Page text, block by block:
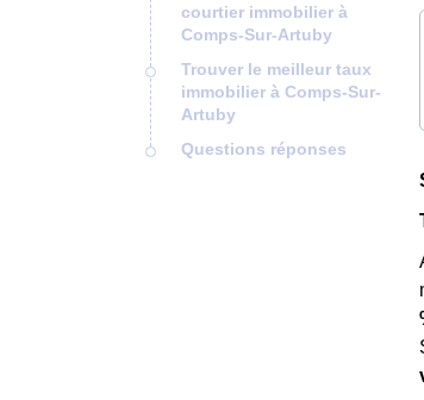
courtier immobilier à
Comps-Sur-Artuby
Trouver le meilleur taux
immobilier à Comps-Sur-
Artuby
Questions réponses